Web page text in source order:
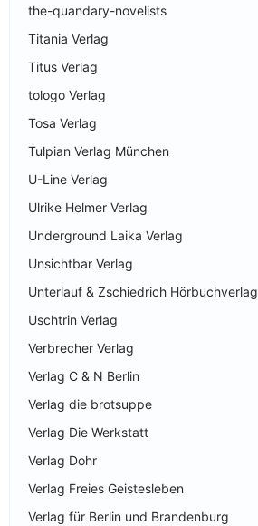
the-quandary-novelists
Titania Verlag
Titus Verlag
tologo Verlag
Tosa Verlag
Tulpian Verlag München
U-Line Verlag
Ulrike Helmer Verlag
Underground Laika Verlag
Unsichtbar Verlag
Unterlauf & Zschiedrich Hörbuchverlag
Uschtrin Verlag
Verbrecher Verlag
Verlag C & N Berlin
Verlag die brotsuppe
Verlag Die Werkstatt
Verlag Dohr
Verlag Freies Geistesleben
Verlag für Berlin und Brandenburg